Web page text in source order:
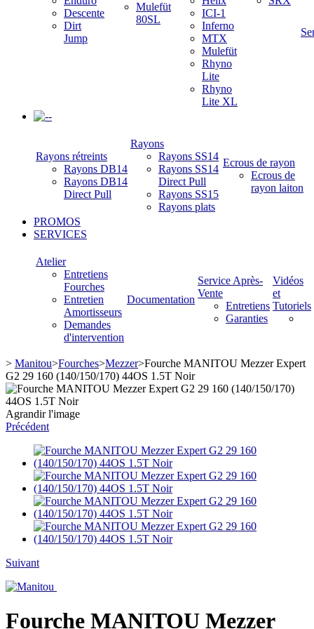
Descente
Dirt
Jump
Mulefüt
80SL
ICI-1
Inferno
MTX
Mulefüt
Rhyno
Lite
Rhyno
Lite XL
-
Rayons rétreints
Rayons DB14
Rayons DB14
Direct Pull
Rayons
Rayons SS14
Rayons SS14
Direct Pull
Rayons SS15
Rayons plats
Ecrous de rayon
Ecrous de
rayon laiton
PROMOS
SERVICES
Atelier
Entretiens
Fourches
Entretien
Amortisseurs
Demandes
d'intervention
Documentation
Service Après-
Vente
Entretiens
Garanties
Vidéos
et
Tutoriels
> Manitou>Fourches>Mezzer>Fourche MANITOU Mezzer Expert
G2 29 160 (140/150/170) 44OS 1.5T Noir
Agrandir l'image
Précédent
Suivant
Fourche MANITOU Mezzer